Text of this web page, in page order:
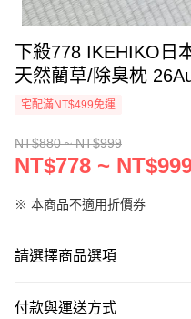
下殺778 IKEHIKO日
天然藺草/除臭枕
宅配滿NT$499免運
NT$880 ~ NT$999
NT$778 ~
※ 本商品不適用折價券
請選擇商品選項
付款與運送方式